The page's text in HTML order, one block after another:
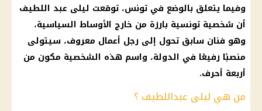
وفيما يتعلق بالوضع في تونس، توقعت ليلى عبد اللطيف
أن شخصية تونسية بارزة من خارج الأوساط السياسية،
وهو فنان سابق تحول إلى رجل أعمال معروف، سيتولى
منصبًا رفيعًا في الدولة، واسم هذه الشخصية مكون من
أربعة أحرف.
من هي ليلى عبداللطيف ؟